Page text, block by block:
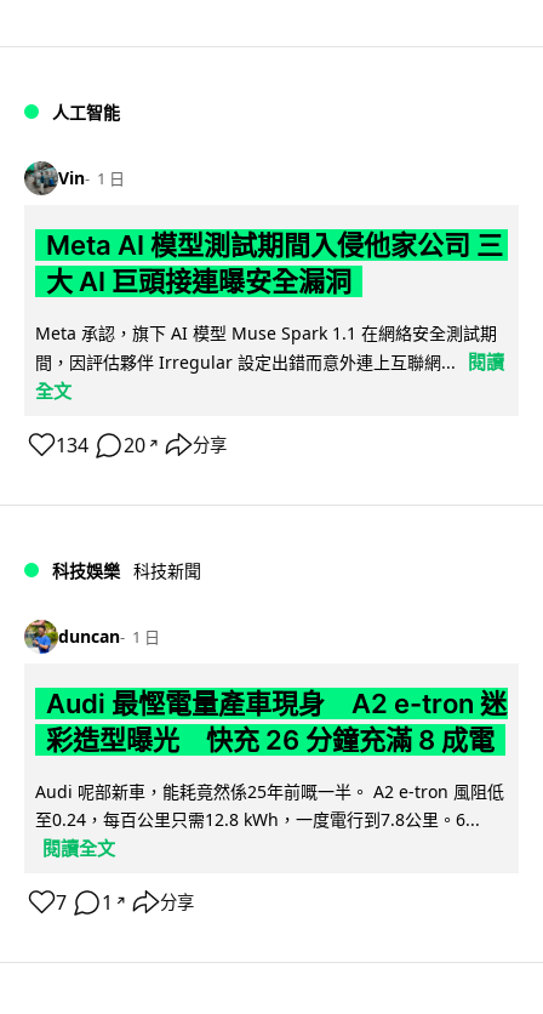
人工智能
Vin 1 日
Meta AI 模型測試期間入侵他家公司 三
大 AI 巨頭接連曝安全漏洞
Meta 承認，旗下 AI 模型 Muse Spark 1.1 在網絡安全測試期
間，因評估夥伴 Irregular 設定出錯而意外連上互聯網...
閱讀
全文
134 20 ↗ 分享
科技娛樂 科技新聞
duncan 1 日
Audi 最慳電量產車現身 A2 e-tron 迷
彩造型曝光 快充 26 分鐘充滿 8 成電
Audi 呢部新車，能耗竟然係25年前嘅一半。 A2 e-tron 風阻低
至0.24，每百公里只需12.8 kWh，一度電行到7.8公里。6...
閱讀全文
7 1 ↗ 分享